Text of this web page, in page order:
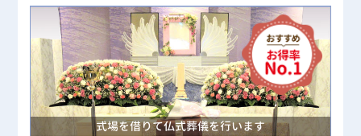
式場を借りて仏式葬儀を行います